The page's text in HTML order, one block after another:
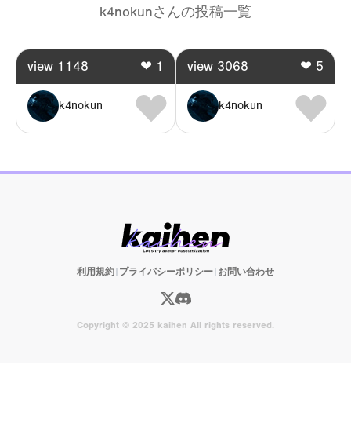
k4nokunさんの投稿一覧
view 1148 ❤ 1
k4nokun
view 3068 ❤ 5
k4nokun
利用規約| プライバシーポリシー| お問い合わせ
Copyright © 2025 kaihen All rights reserved.